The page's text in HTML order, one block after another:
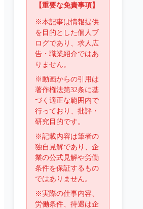
【重要な免責事項】
※本記事は情報提供
を目的とした個人ブ
ログであり、求人広
告・職業紹介ではあ
りません。
※動画からの引用は
著作権法第32条に基
づく適正な範囲内で
行っており、批評・
研究目的です。
※記載内容は筆者の
独自見解であり、企
業の公式見解や労働
条件を保証するもの
ではありません。
※実際の仕事内容、
労働条件、待遇は企